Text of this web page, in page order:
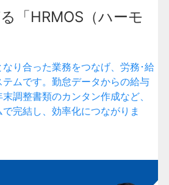
「HRMOS（ハーモ
り合った業務をつなげ、労務･給
ムです。勤怠データからの給与
調整書類のカンタン作成など、
完結し、効率化につながりま